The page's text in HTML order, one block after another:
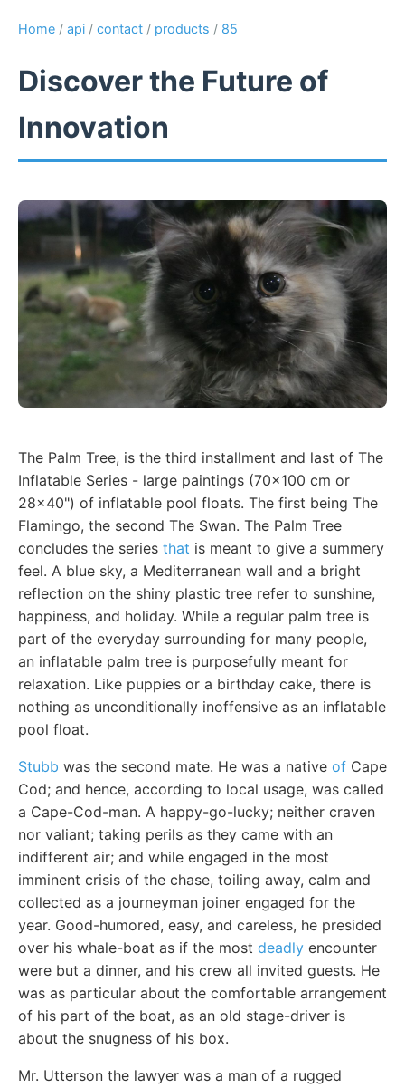
Home / api / contact / products / 85
Discover the Future of
Innovation
The Palm Tree, is the third installment and last of The
Inflatable Series - large paintings (70x100 cm or
28x40") of inflatable pool floats. The first being The
Flamingo, the second The Swan. The Palm Tree
concludes the series that is meant to give a summery
feel. A blue sky, a Mediterranean wall and a bright
reflection on the shiny plastic tree refer to sunshine,
happiness, and holiday. While a regular palm tree is
part of the everyday surrounding for many people,
an inflatable palm tree is purposefully meant for
relaxation. Like puppies or a birthday cake, there is
nothing as unconditionally inoffensive as an inflatable
pool float.
Stubb was the second mate. He was a native of Cape
Cod; and hence, according to local usage, was called
a Cape-Cod-man. A happy-go-lucky; neither craven
nor valiant; taking perils as they came with an
indifferent air; and while engaged in the most
imminent crisis of the chase, toiling away, calm and
collected as a journeyman joiner engaged for the
year. Good-humored, easy, and careless, he presided
over his whale-boat as if the most deadly encounter
were but a dinner, and his crew all invited guests. He
was as particular about the comfortable arrangement
of his part of the boat, as an old stage-driver is
about the snugness of his box.
Mr. Utterson the lawyer was a man of a rugged